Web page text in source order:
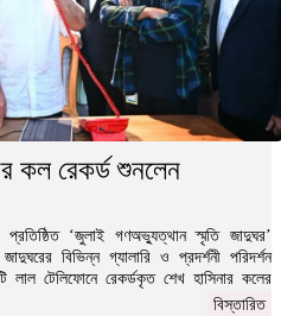
কল রেকর্ড শুনলেন
প্রতিষ্ঠিত ‘জুলাই গণঅভ্যুত্থান স্মৃতি জাদুঘর’
বিভিন্ন গ্যালারি ও প্রদর্শনী পরিদর্শন
লাল টেলিফোনে রেকর্ডকৃত শেখ হাসিনার কলের
বিস্তারিত